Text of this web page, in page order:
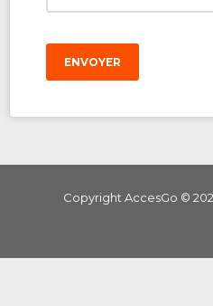
ENVOYER
Copyright AccesGo ©